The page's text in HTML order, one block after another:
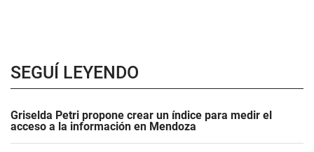
SEGUÍ LEYENDO
Griselda Petri propone crear un índice para medir el
acceso a la información en Mendoza